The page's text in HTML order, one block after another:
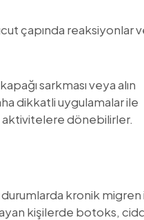
çapında reaksiyonlar
sarkması veya alın
dikkatli uygulamalar ile
aktivitelere dönebilirler.
kronik migren
kişilerde botoks,